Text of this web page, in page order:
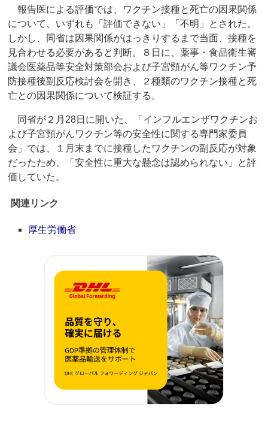
報告医による評価では、ワクチン接種と死亡の因果関係
について、いずれも「評価できない」「不明」とされた。
しかし、同省は因果関係がはっきりするまで当面、接種を
見合わせる必要があると判断。８日に、薬事・食品衛生審
議会医薬品等安全対策部会および子宮頸がん等ワクチン予
防接種後副反応検討会を開き、２種類のワクチン接種と死
亡との因果関係について検証する。
同省が２月28日に開いた、「インフルエンザワクチンお
よび子宮頸がんワクチン等の安全性に関する専門家委員
会」では、１月末までに接種したワクチンの副反応が対象
だったため、「安全性に重大な懸念は認められない」と評
価していた。
関連リンク
厚生労働省